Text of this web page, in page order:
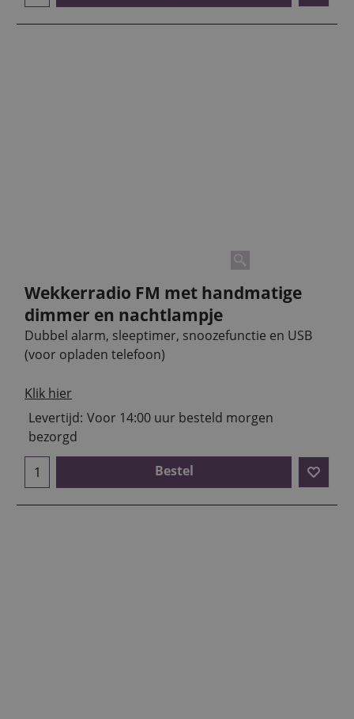
Wekkerradio FM met handmatige
dimmer en nachtlampje
Dubbel alarm, sleeptimer, snoozefunctie en USB
(voor opladen telefoon)
Klik hier
Levertijd: Voor 14:00 uur besteld morgen
bezorgd
Bestel